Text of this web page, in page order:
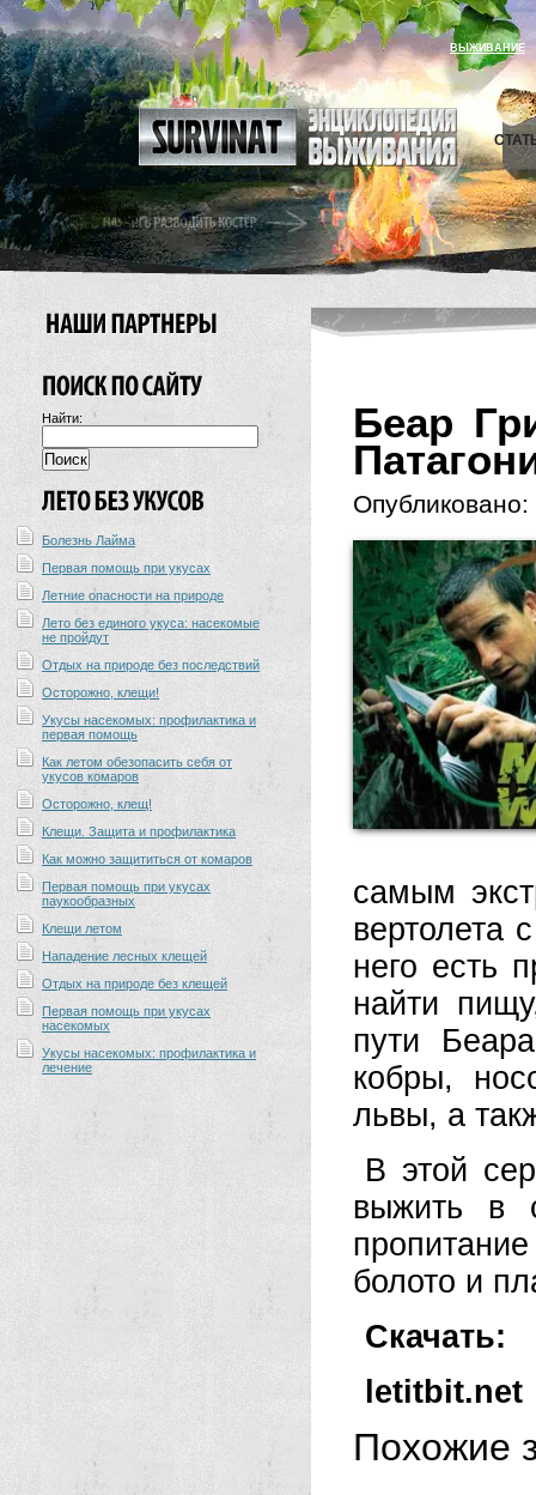
ВЫЖИВАНИЕ
Найти:
Болезнь Лайма
Первая помощь при укусах
Летние опасности на природе
Лето без единого укуса: насекомые
не пройдут
Отдых на природе без последствий
Осторожно, клещи!
Укусы насекомых: профилактика и
первая помощь
Как летом обезопасить себя от
укусов комаров
Осторожно, клещ!
Клещи. Защита и профилактика
Как можно защититься от комаров
Первая помощь при укусах
паукообразных
Клещи летом
Нападение лесных клещей
Отдых на природе без клещей
Первая помощь при укусах
насекомых
Укусы насекомых: профилактика и
лечение
Беар
Опубликовано:
самым
вертолета
него есть
найти
пути
кобры,
львы, а
В этой
выжить в
болото и
Скачать:
letitbit.net
Похожие